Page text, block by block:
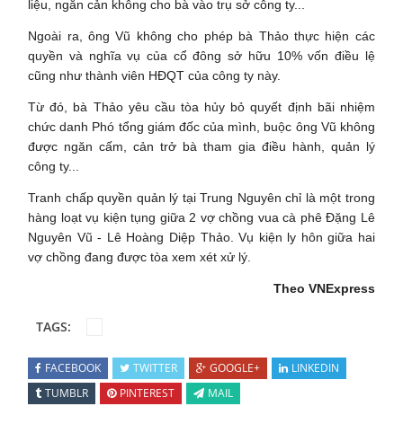
liệu, ngăn cản không cho bà vào trụ sở công ty...
Ngoài ra, ông Vũ không cho phép bà Thảo thực hiện các
quyền và nghĩa vụ của cổ đông sở hữu 10% vốn điều lệ
cũng như thành viên HĐQT của công ty này.
Từ đó, bà Thảo yêu cầu tòa hủy bỏ quyết định bãi nhiệm
chức danh Phó tổng giám đốc của mình, buộc ông Vũ không
được ngăn cấm, cản trở bà tham gia điều hành, quản lý
công ty...
Tranh chấp quyền quản lý tại Trung Nguyên chỉ là một trong
hàng loạt vụ kiện tụng giữa 2 vợ chồng vua cà phê Đặng Lê
Nguyên Vũ - Lê Hoàng Diệp Thảo. Vụ kiện ly hôn giữa hai
vợ chồng đang được tòa xem xét xử lý.
Theo VNExpress
TAGS:
FACEBOOK TWITTER GOOGLE+
LINKEDIN
TUMBLR
PINTEREST MAIL